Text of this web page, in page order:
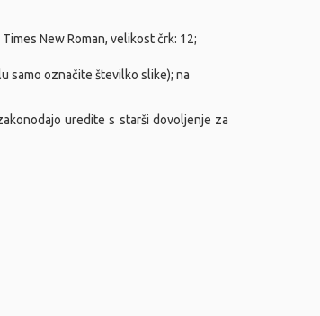
New Roman, velikost črk: 12;
samo označite številko slike); na
uredite s starši dovoljenje za